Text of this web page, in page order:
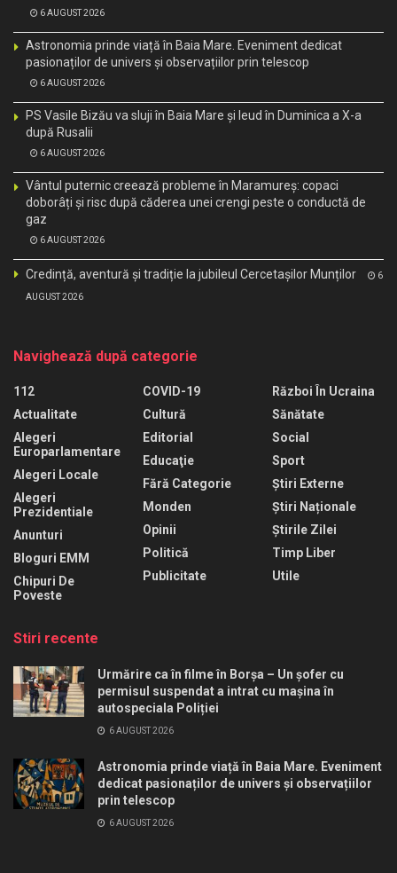
6 AUGUST 2026
Astronomia prinde viață în Baia Mare. Eveniment dedicat
pasionaților de univers și observațiilor prin telescop
6 AUGUST 2026
PS Vasile Bizău va sluji în Baia Mare și Ieud în Duminica a X-a
după Rusalii
6 AUGUST 2026
Vântul puternic creează probleme în Maramureș: copaci
doborâți și risc după căderea unei crengi peste o conductă de
gaz
6 AUGUST 2026
Credință, aventură și tradiție la jubileul Cercetașilor Munților 6
AUGUST 2026
Navighează după categorie
112
Actualitate
Alegeri
Europarlamentare
Alegeri Locale
Alegeri
Prezidentiale
Anunturi
Bloguri EMM
Chipuri De
Poveste
COVID-19
Cultură
Editorial
Educaţie
Fără Categorie
Monden
Opinii
Politică
Publicitate
Război În Ucraina
Sănătate
Social
Sport
Știri Externe
Știri Naționale
Știrile Zilei
Timp Liber
Utile
Stiri recente
Urmărire ca în filme în Borșa – Un șofer cu
permisul suspendat a intrat cu mașina în
autospeciala Poliției
6 AUGUST 2026
Astronomia prinde viață în Baia Mare. Eveniment
dedicat pasionaților de univers și observațiilor
prin telescop
6 AUGUST 2026